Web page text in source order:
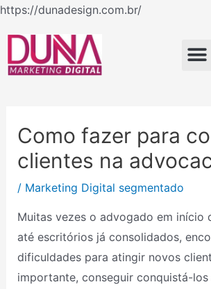
https://dunadesign.com.br/Ir
Como fazer para
clientes na
/ Marketing Digital segmentado
Muitas vezes o advogado em início
até escritórios já consolidados,
dificuldades para atingir novos
importante, conseguir conquistá-
de
Post